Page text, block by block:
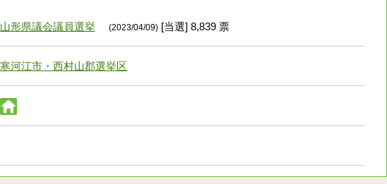
山形県議会議員選挙 (2023/04/09)[当選] 8,839 票
寒河江市・西村山郡選挙区